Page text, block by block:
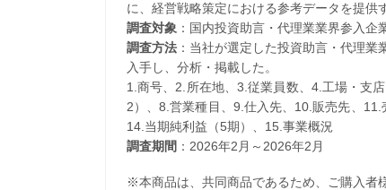
に、経営戦略策定における参考データを提供
調査対象：国内投資助言・代理業業界参入企
調査方法：当社が選定した投資助言・代理業
入手し、分析・掲載した。
1.商号、2.所在地、3.従業員数、4.工場・支
2）、8.営業種目、9.仕入先、10.販売先、
14.当期純利益（5期）、15.事業概況
調査期間 ：2026年2月～2026年2月
※本商品は、共同商品であるため、ご購入者